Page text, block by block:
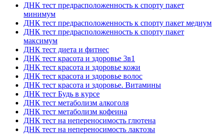
ДНК тест предрасположенность к спорту пакет
минимум
ДНК тест предрасположенность к спорту пакет медиум
ДНК тест предрасположенность к спорту пакет
максимум
ДНК тест диета и фитнес
ДНК тест красота и здоровье 3в1
ДНК тест красота и здоровье кожи
ДНК тест красота и здоровье волос
ДНК тест красота и здоровье. Витамины
ДНК тест Будь в курсе
ДНК тест метаболизм алкоголя
ДНК тест метаболизм кофеина
ДНК тест на непереносимость глютена
ДНК тест на непереносимость лактозы